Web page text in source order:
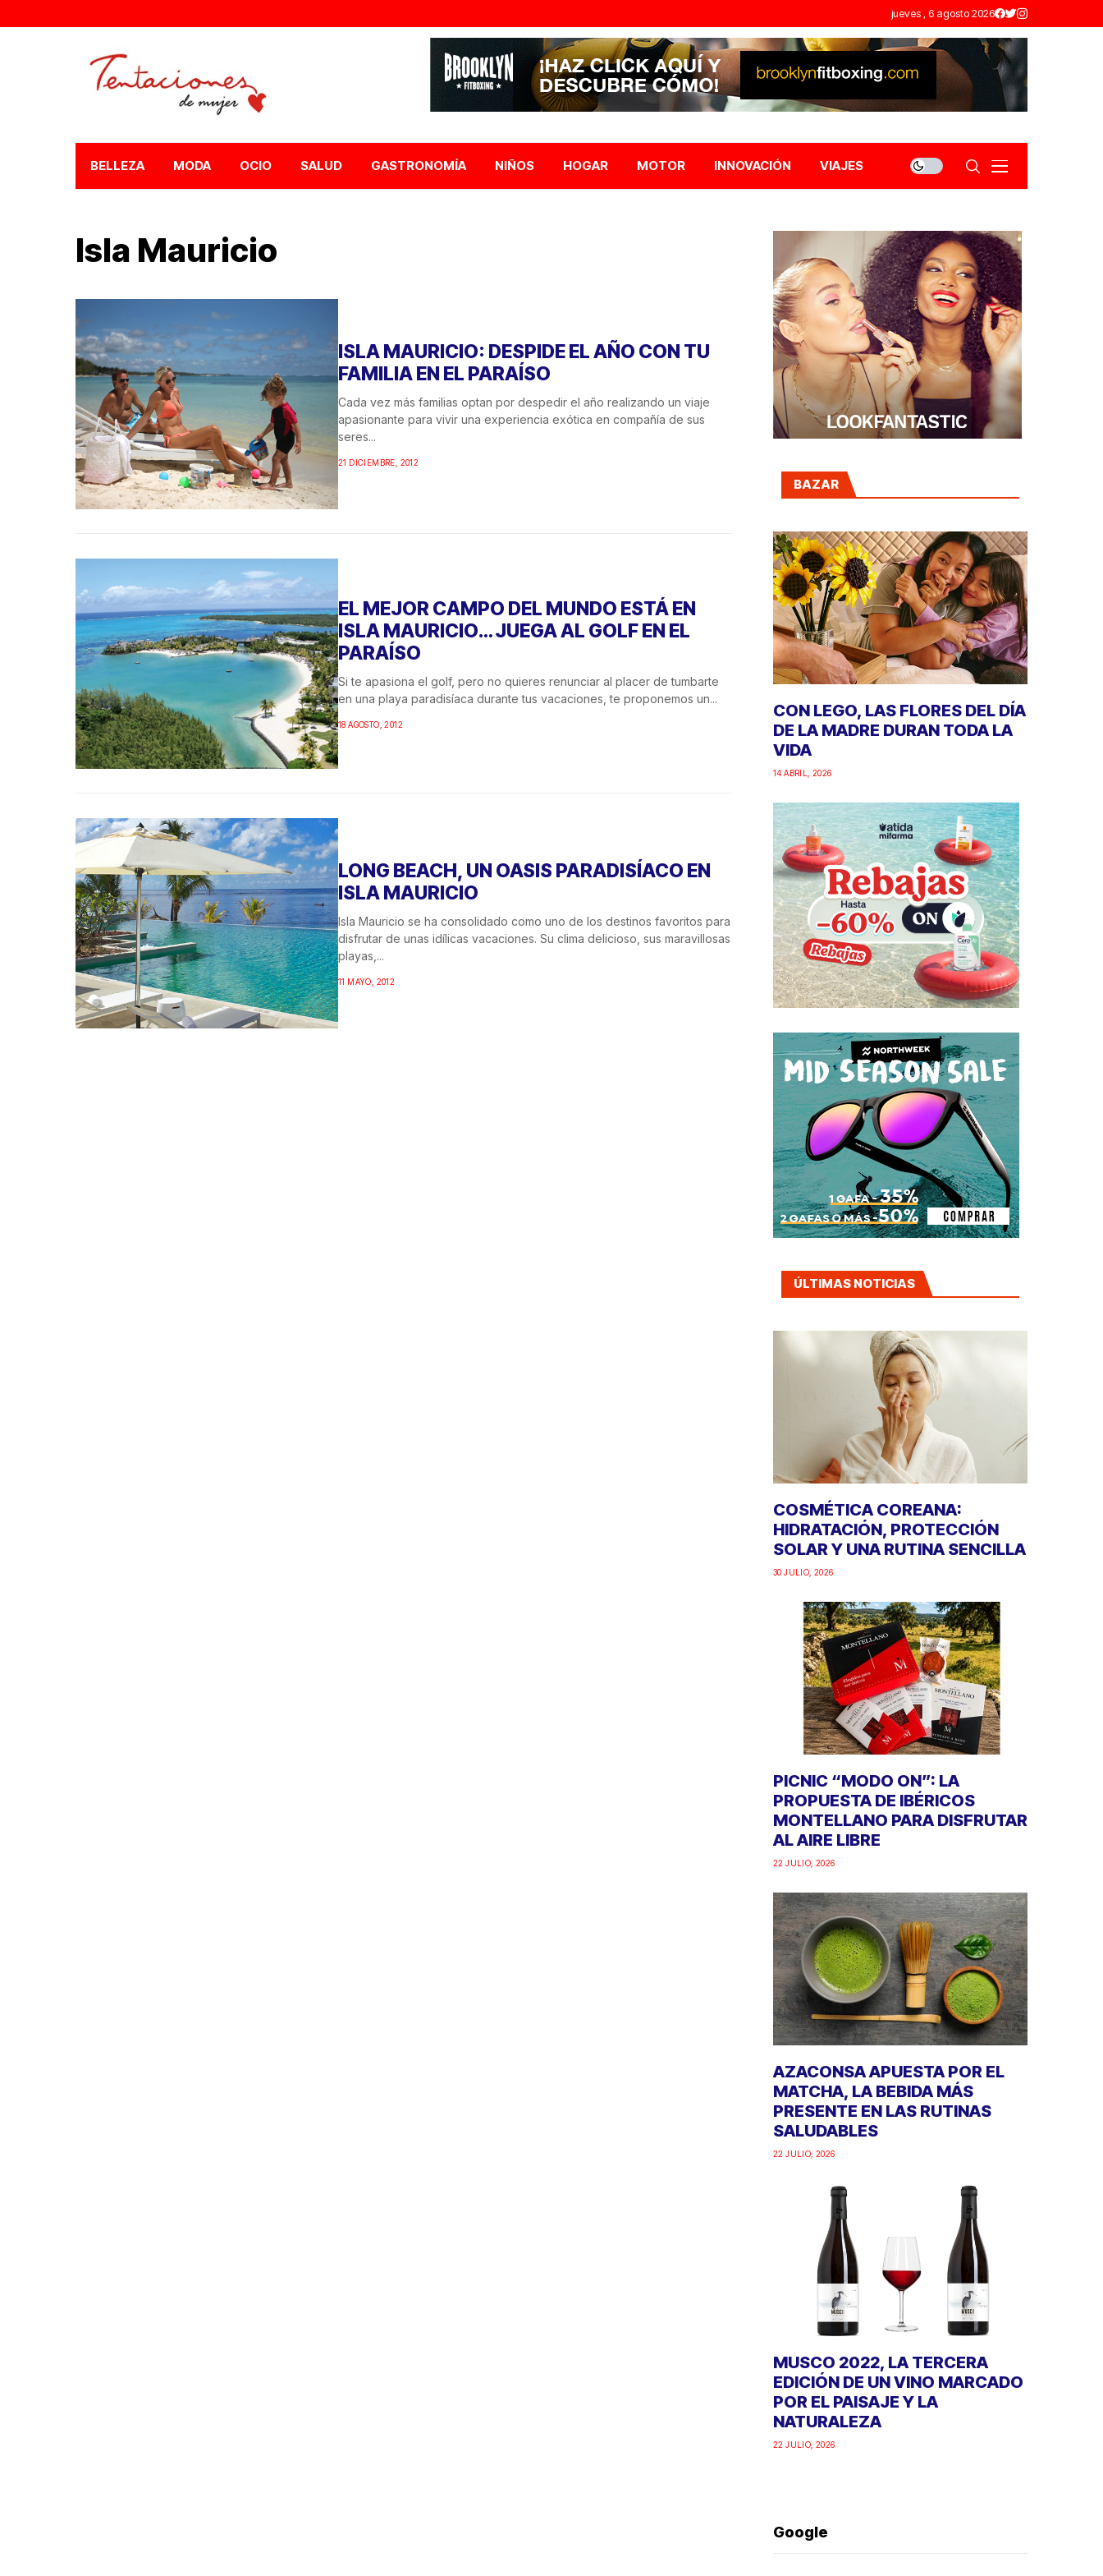
jueves , 6 agosto 2026
BELLEZA MODA OCIO SALUD GASTRONOMÍA NIÑOS HOGAR MOTOR INNOVACIÓN VIAJES
Isla Mauricio
ISLA MAURICIO: DESPIDE EL AÑO CON TU
FAMILIA EN EL PARAÍSO
Cada vez más familias optan por despedir el año realizando un viaje
apasionante para vivir una experiencia exótica en compañía de sus
seres...
21 DICIEMBRE, 2012
EL MEJOR CAMPO DEL MUNDO ESTÁ EN
ISLA MAURICIO… JUEGA AL GOLF EN EL
PARAÍSO
Si te apasiona el golf, pero no quieres renunciar al placer de tumbarte
en una playa paradisíaca durante tus vacaciones, te proponemos un...
18 AGOSTO, 2012
LONG BEACH, UN OASIS PARADISÍACO EN
ISLA MAURICIO
Isla Mauricio se ha consolidado como uno de los destinos favoritos para
disfrutar de unas idílicas vacaciones. Su clima delicioso, sus maravillosas
playas,...
11 MAYO, 2012
BAZAR
CON LEGO, LAS FLORES DEL DÍA
DE LA MADRE DURAN TODA LA
VIDA
14 ABRIL, 2026
ÚLTIMAS NOTICIAS
COSMÉTICA COREANA:
HIDRATACIÓN, PROTECCIÓN
SOLAR Y UNA RUTINA SENCILLA
30 JULIO, 2026
PICNIC “MODO ON”: LA
PROPUESTA DE IBÉRICOS
MONTELLANO PARA DISFRUTAR
AL AIRE LIBRE
22 JULIO, 2026
AZACONSA APUESTA POR EL
MATCHA, LA BEBIDA MÁS
PRESENTE EN LAS RUTINAS
SALUDABLES
22 JULIO, 2026
MUSCO 2022, LA TERCERA
EDICIÓN DE UN VINO MARCADO
POR EL PAISAJE Y LA
NATURALEZA
22 JULIO, 2026
Google